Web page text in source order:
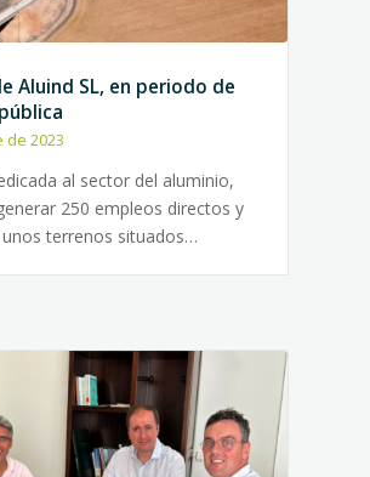
Aluind SL, en periodo de
de 2023
al sector del aluminio,
250 empleos directos y
terrenos situados…